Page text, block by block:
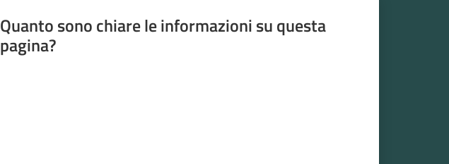
Quanto sono chiare le informazioni su questa
pagina?